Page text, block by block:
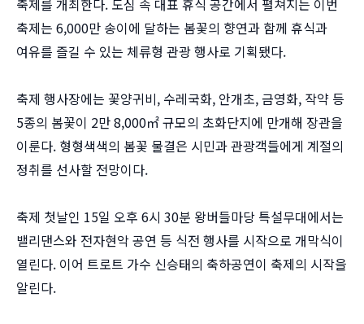
축제를 개최한다. 도심 속 대표 휴식 공간에서 펼쳐지는 이번
축제는 6,000만 송이에 달하는 봄꽃의 향연과 함께 휴식과
여유를 즐길 수 있는 체류형 관광 행사로 기획됐다.
축제 행사장에는 꽃양귀비, 수레국화, 안개초, 금영화, 작약 등
5종의 봄꽃이 2만 8,000㎡ 규모의 초화단지에 만개해 장관을
이룬다. 형형색색의 봄꽃 물결은 시민과 관광객들에게 계절의
정취를 선사할 전망이다.
축제 첫날인 15일 오후 6시 30분 왕버들마당 특설무대에서는
밸리댄스와 전자현악 공연 등 식전 행사를 시작으로 개막식이
열린다. 이어 트로트 가수 신승태의 축하공연이 축제의 시작을
알린다.